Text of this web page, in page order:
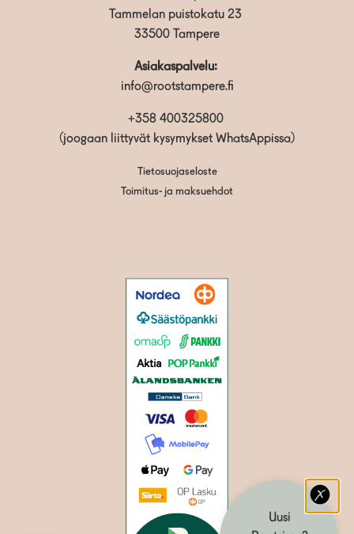
Tammelan puistokatu 23
33500 Tampere
Asiakaspalvelu:
info@rootstampere.fi
+358 400325800
(joogaan liittyvät kysymykset WhatsAppissa)
Tietosuojaseloste
Toimitus- ja maksuehdot
Uusi